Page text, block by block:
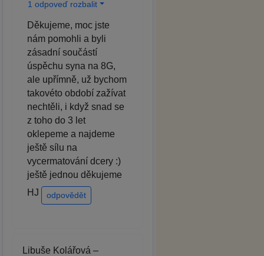
1 odpoveď rozbalit
Děkujeme, moc jste
nám pomohli a byli
zásadní součástí
úspěchu syna na 8G,
ale upřímně, už bychom
takovéto období zažívat
nechtěli, i když snad se
z toho do 3 let
oklepeme a najdeme
ještě sílu na
vycermatování dcery :)
ještě jednou děkujeme
HJ
odpovědět
Libuše Kolářová –